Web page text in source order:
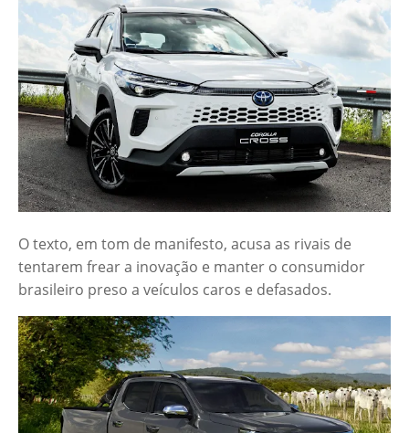
O texto, em tom de manifesto, acusa as rivais de
tentarem frear a inovação e manter o consumidor
brasileiro preso a veículos caros e defasados.